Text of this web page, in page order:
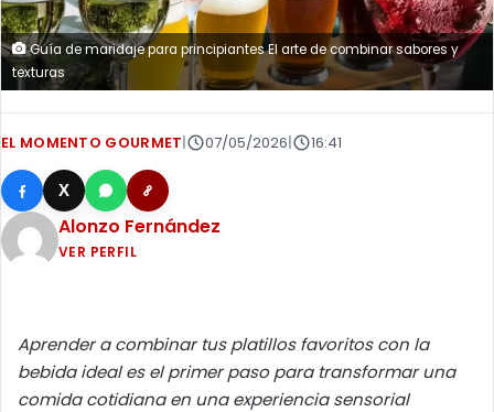
Guía de maridaje para principiantes El arte de combinar sabores y
texturas
EL MOMENTO GOURMET| 07/05/2026| 16:41
X
Alonzo Fernández
VER PERFIL
Aprender a combinar tus platillos favoritos con la
bebida ideal es el primer paso para transformar una
comida cotidiana en una experiencia sensorial